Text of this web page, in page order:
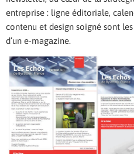
entreprise : ligne éditoriale,
contenu et design soigné sont
d’un e-magazine.